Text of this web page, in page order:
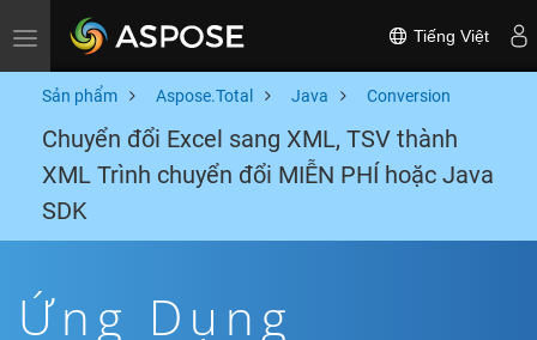
Toggle navigation Tiếng Việt
Sản phẩm Aspose.Total Java Conversion
Chuyển đổi Excel sang XML, TSV thành
XML Trình chuyển đổi MIỄN PHÍ hoặc Java
SDK
Ứng Dụng